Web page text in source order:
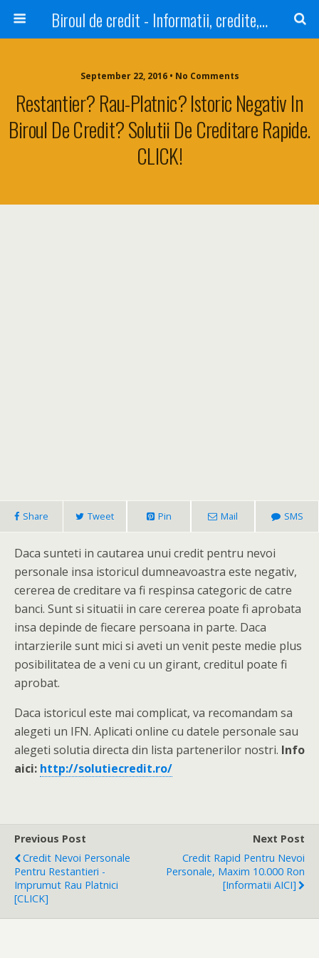
Biroul de credit - Informatii, credite, refinantare
September 22, 2016 • No Comments
Restantier? Rau-Platnic? Istoric Negativ In
Biroul De Credit? Solutii De Creditare Rapide.
CLICK!
Share Tweet Pin Mail SMS
Daca sunteti in cautarea unui credit pentru nevoi
personale insa istoricul dumneavoastra este negativ,
cererea de creditare va fi respinsa categoric de catre
banci. Sunt si situatii in care cererea poate fi aprobata
insa depinde de fiecare persoana in parte. Daca
intarzierile sunt mici si aveti un venit peste medie plus
posibilitatea de a veni cu un girant, creditul poate fi
aprobat.
Daca istoricul este mai complicat, va recomandam sa
alegeti un IFN. Aplicati online cu datele personale sau
alegeti solutia directa din lista partenerilor nostri. Info
aici: http://solutiecredit.ro/
Previous Post
Credit Nevoi Personale
Pentru Restantieri -
Imprumut Rau Platnici
[CLICK]
Next Post
Credit Rapid Pentru Nevoi
Personale, Maxim 10.000 Ron
[Informatii AICI]